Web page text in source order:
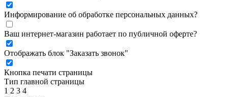
Информирование об обработке персональных данных?
Ваш интернет-магазин работает по публичной оферте?
Отображать блок "Заказать звонок"
Кнопка печати страницы
Тип главной страницы
1 2 3 4